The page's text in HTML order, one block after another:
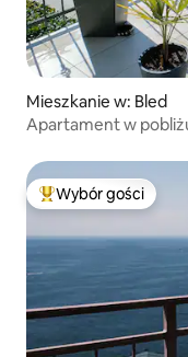
Mieszkanie w: Bled
Apartament w
Najpopularniejsze z
Wybór gości